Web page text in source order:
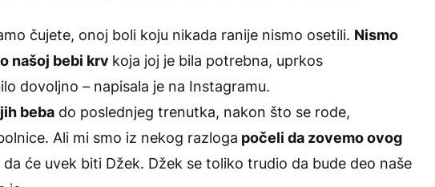
čujete, onoj boli koju nikada ranije nismo osetili. Nismo
našoj bebi krv koja joj je bila potrebna, uprkos
dovoljno – napisala je na Instagramu.
beba do poslednjeg trenutka, nakon što se rode,
Ali mi smo iz nekog razloga počeli da zovemo ovog
da će uvek biti Džek. Džek se toliko trudio da bude deo naše